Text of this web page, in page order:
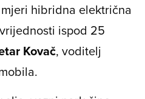
hibridna električna
ispod 25
Kovač, voditelj